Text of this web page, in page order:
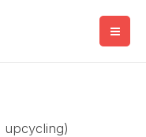
upcycling)